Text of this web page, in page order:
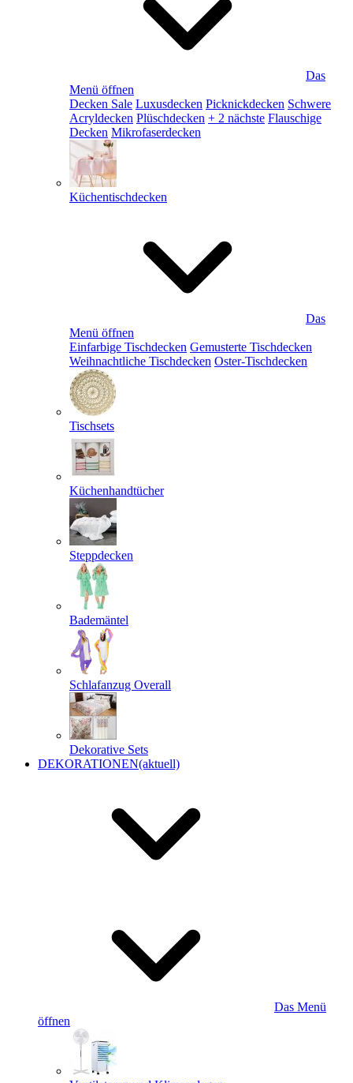
Das
Menü öffnen
Decken Sale Luxusdecken Picknickdecken Schwere
Acryldecken Plüschdecken + 2 nächste Flauschige
Decken Mikrofaserdecken
Küchentischdecken
Das
Menü öffnen
Einfarbige Tischdecken Gemusterte Tischdecken
Weihnachtliche Tischdecken Oster-Tischdecken
Tischsets
Küchenhandtücher
Steppdecken
Bademäntel
Schlafanzug Overall
Dekorative Sets
DEKORATIONEN(aktuell)
Das Menü
öffnen